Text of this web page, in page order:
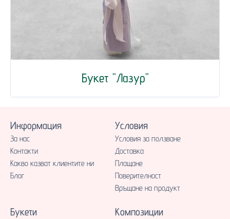
Букет "Лазур"
Информация
За нас
Контакти
Какво казват клиентите ни
Блог
Условия
Условия за ползване
Доставка
Плащане
Поверителност
Връщане на продукт
Букети Композиции